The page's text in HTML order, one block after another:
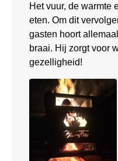
Het vuur, de warmte
eten. Om dit
gasten hoort
braai. Hij zorgt voor
gezelligheid!